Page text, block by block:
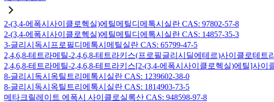
2-(3,4-에폭시사이클로헥실)에틸메틸디메톡시실란 CAS: 97802-57-8
2-(3,4-에폭시사이클로헥실)에틸메틸디에톡시실란 CAS: 14857-35-3
3-글리시독시프로필디메톡시메틸실란 CAS: 65799-47-5
2,4,6,8-테트라메틸-2,4,6,8-테트라키스(프로필글리시딜에테르)사이클로테트
2,4,6,8-테트라메틸-2,4,6,8-테트라키스[2-(3,4-에폭시사이클로헥실)에틸]사이
8-글리시독시옥틸트리메톡시실란 CAS: 1239602-38-0
8-글리시독시옥틸트리에톡시실란 CAS: 1814903-73-5
메타크릴레이트 에폭시 사이클로실록산 CAS: 948598-97-8